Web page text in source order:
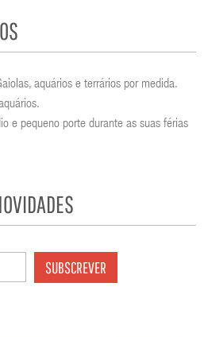
aquários e terrários por medida.
e pequeno porte durante as suas férias
SUBSCREVER